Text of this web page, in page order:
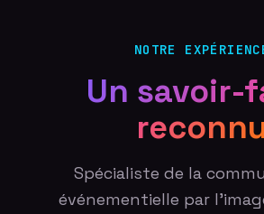
NOTRE
Un savoir-
Spécialiste de la
événementielle par